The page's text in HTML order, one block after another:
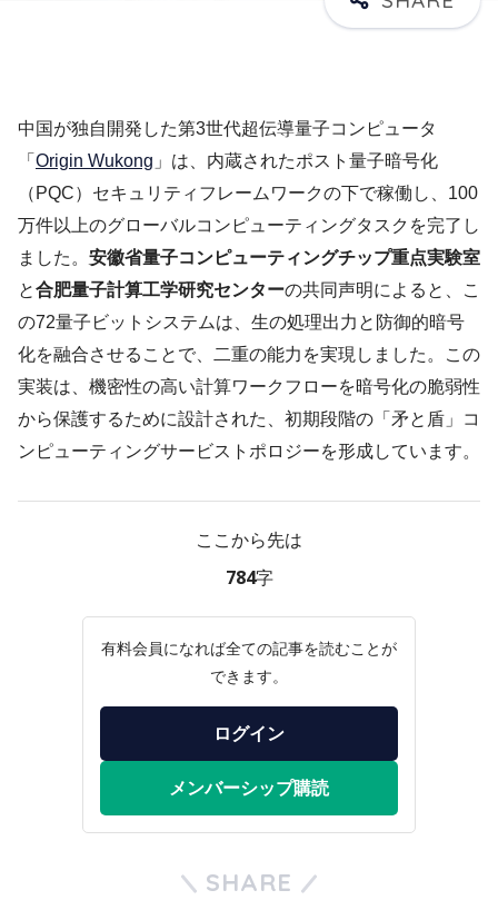
中国が独自開発した第3世代超伝導量子コンピュータ
「 Origin Wukong 」は、内蔵されたポスト量子暗号化
（PQC）セキュリティフレームワークの下で稼働し、100
万件以上のグローバルコンピューティングタスクを完了し
ました。 安徽省量子コンピューティングチップ重点実験室
と合肥量子計算工学研究センターの共同声明によると、こ
の72量子ビットシステムは、生の処理出力と防御的暗号
化を融合させることで、二重の能力を実現しました。この
実装は、機密性の高い計算ワークフローを暗号化の脆弱性
から保護するために設計された、初期段階の「矛と盾」コ
ンピューティングサービストポロジーを形成しています。
ここから先は
784字
有料会員になれば全ての記事を読むことが
できます。
ログイン
メンバーシップ購読
SHARE